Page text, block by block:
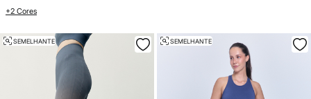
+2 Cores
SEMELHANTE SEMELHANTE